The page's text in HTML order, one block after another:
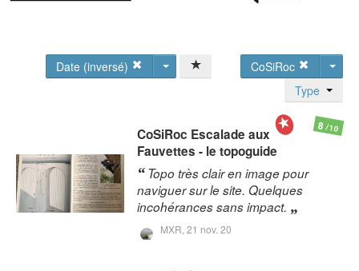
Date (inversé)
CoSiRoc
Type
CoSiRoc Escalade aux
Fauvettes - le topoguide
Topo très clair en image pour
naviguer sur le site. Quelques
incohérances sans impact.
MXR, 21 nov. 20
8/10